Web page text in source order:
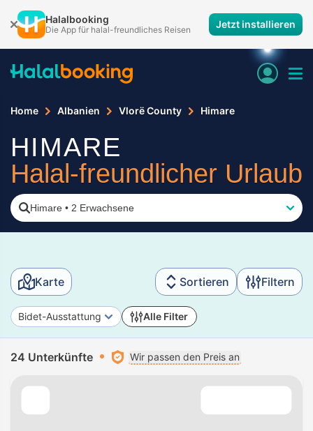
Halalbooking
Die App für halal-freundliches Reisen Jetzt installieren
Home Albanien Vlorë County Himare
HIMARE
Halal-freundlicher Urlaub
Himare • 2 Erwachsene
Karte Sortieren Filtern
Bidet-Ausstattung Alle Filter
24 Unterkünfte Wir passen den Preis an